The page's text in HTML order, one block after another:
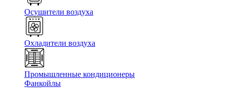
Осушители воздуха
Охладители воздуха
Промышленные кондиционеры
Фанкойлы